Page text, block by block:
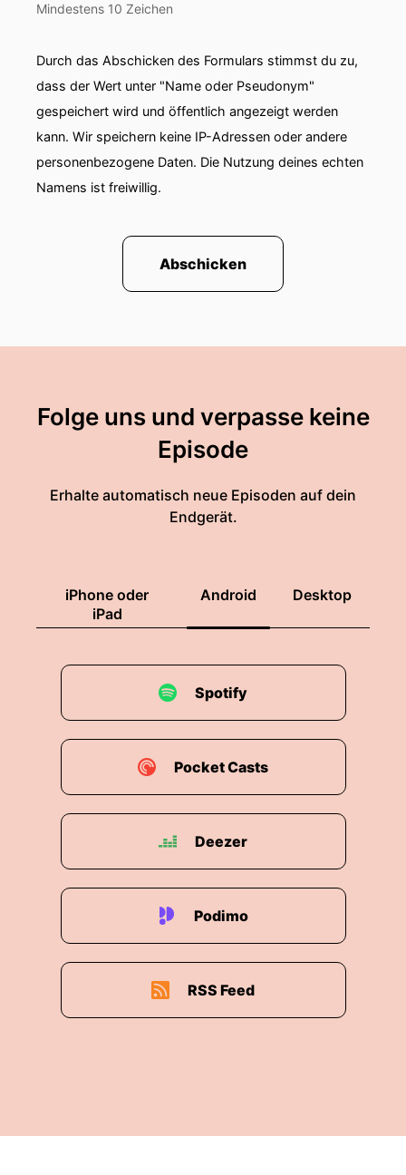
Mindestens 10 Zeichen
Durch das Abschicken des Formulars stimmst du zu,
dass der Wert unter "Name oder Pseudonym"
gespeichert wird und öffentlich angezeigt werden
kann. Wir speichern keine IP-Adressen oder andere
personenbezogene Daten. Die Nutzung deines echten
Namens ist freiwillig.
Abschicken
Folge uns und verpasse keine
Episode
Erhalte automatisch neue Episoden auf dein
Endgerät.
iPhone oder
iPad
Android Desktop
Spotify
Pocket Casts
Deezer
Podimo
RSS Feed